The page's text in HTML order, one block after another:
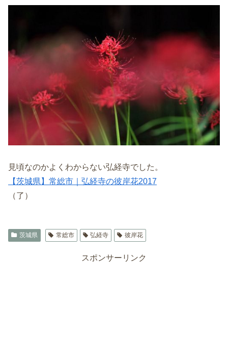
見頃なのかよくわからない弘経寺でした。
【茨城県】常総市｜弘経寺の彼岸花2017
（了）
茨城県 常総市 弘経寺 彼岸花
スポンサーリンク